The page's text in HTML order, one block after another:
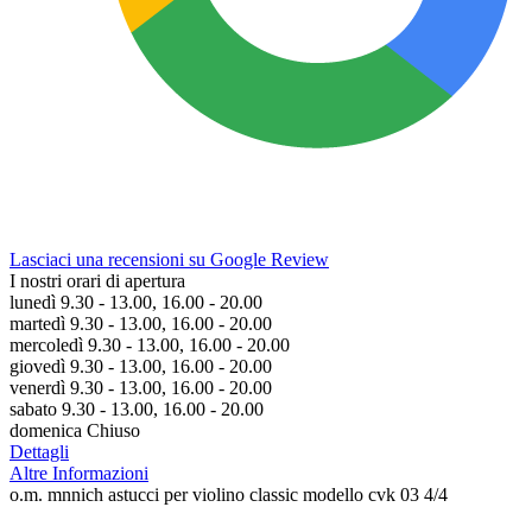
Lasciaci una recensioni su Google Review
I nostri orari di apertura
lunedì 9.30 - 13.00, 16.00 - 20.00
martedì 9.30 - 13.00, 16.00 - 20.00
mercoledì 9.30 - 13.00, 16.00 - 20.00
giovedì 9.30 - 13.00, 16.00 - 20.00
venerdì 9.30 - 13.00, 16.00 - 20.00
sabato 9.30 - 13.00, 16.00 - 20.00
domenica Chiuso
Dettagli
Altre Informazioni
o.m. mnnich astucci per violino classic modello cvk 03 4/4